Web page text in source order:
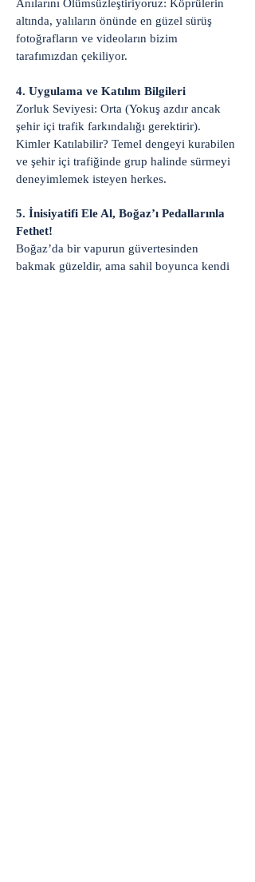
Anılarını Ölümsüzleştiriyoruz: Köprülerin
altında, yalıların önünde en güzel sürüş
fotoğrafların ve videoların bizim
tarafımızdan çekiliyor.
4. Uygulama ve Katılım Bilgileri
Zorluk Seviyesi: Orta (Yokuş azdır ancak
şehir içi trafik farkındalığı gerektirir).
Kimler Katılabilir? Temel dengeyi kurabilen
ve şehir içi trafiğinde grup halinde sürmeyi
deneyimlemek isteyen herkes.
5. İnisiyatifi Ele Al, Boğaz’ı Pedallarınla
Fethet!
Boğaz’da bir vapurun güvertesinden
bakmak güzeldir, ama sahil boyunca kendi